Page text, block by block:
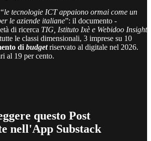
le tecnologie ICT appaiono ormai come un
le aziende italiane”: il documento -
di ricerca TIG, Istituto Ixè e Webidoo Insight
le classi dimensionali, 3 imprese su 10
di budget riservato al digitale nel 2026.
al 19 per cento.
questo Post
nell'App Substack